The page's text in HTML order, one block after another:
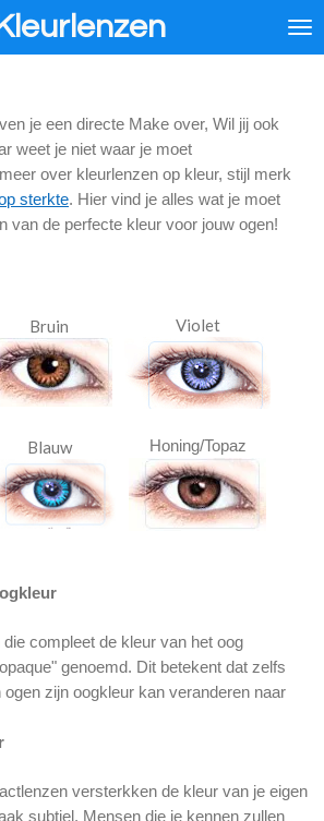
Kleurlenzen
je een directe Make over, Wil jij ook
weet je niet waar je moet
over kleurlenzen op kleur, stijl merk
sterkte. Hier vind je alles wat je moet
van de perfecte kleur voor jouw ogen!
Bruin Violet
Blauw Honing/Topaz
compleet de kleur van het oog
genoemd. Dit betekent dat zelfs
zijn oogkleur kan veranderen naar
versterkken de kleur van je eigen
subtiel. Mensen die je kennen zullen